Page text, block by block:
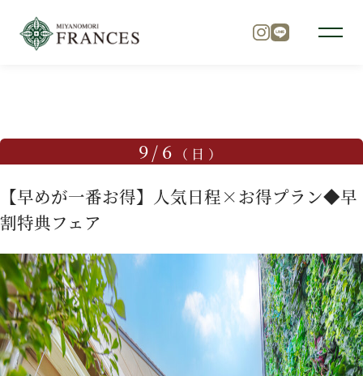
チャペル
料理
ドレス
9/6 （日）
【早めが一番お得】人気日程×お得プラン◆早
割特典フェア